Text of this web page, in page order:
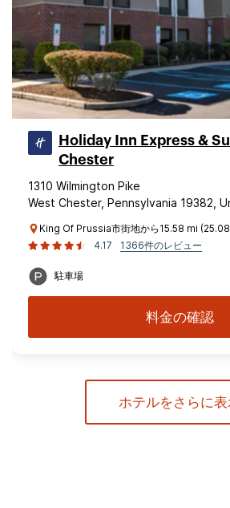
Holiday Inn Express &
Chester
1310 Wilmington Pike
West Chester, Pennsylvania 19382,
King Of Prussia市街地から15.58 mi
4.17
1366件のレビュー
駐車場
料金の確認
ホテルをさらに表